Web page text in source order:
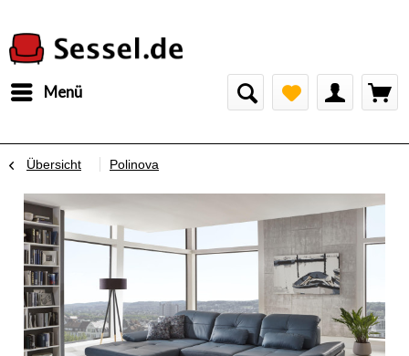
Menü
Übersicht Polinova